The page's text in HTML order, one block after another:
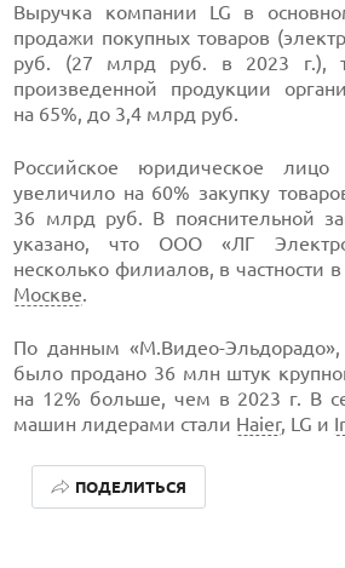
Выручка компании LG в
продажи покупных товаров
руб. (27 млрд руб. в 2023 г.),
произведенной продукции
на 65%, до 3,4 млрд руб.
Российское юридическое
увеличило на 60% закупку
36 млрд руб. В пояснительной
указано, что ООО «ЛГ
несколько филиалов, в частности в
Москве.
По данным «М.Видео-
было продано 36 млн штук
на 12% больше, чем в 2023 г. В
машин лидерами стали Haier, LG и
ПОДЕЛИТЬСЯ